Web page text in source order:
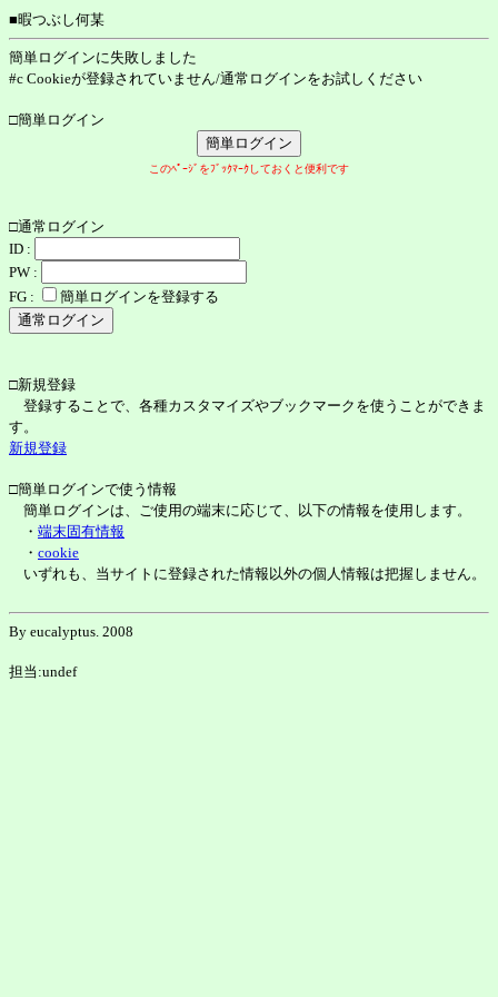
■暇つぶし何某
簡単ログインに失敗しました
#c Cookieが登録されていません/通常ログインをお試しください
□簡単ログイン
このﾍﾟｰｼﾞをﾌﾞｯｸﾏｰｸしておくと便利です
□通常ログイン
ID :
PW :
FG :
簡単ログインを登録する
□新規登録
登録することで、各種カスタマイズやブックマークを使うことができま
す。
新規登録
□簡単ログインで使う情報
簡単ログインは、ご使用の端末に応じて、以下の情報を使用します。
・ 端末固有情報
・ cookie
いずれも、当サイトに登録された情報以外の個人情報は把握しません。
By eucalyptus. 2008
担当:undef